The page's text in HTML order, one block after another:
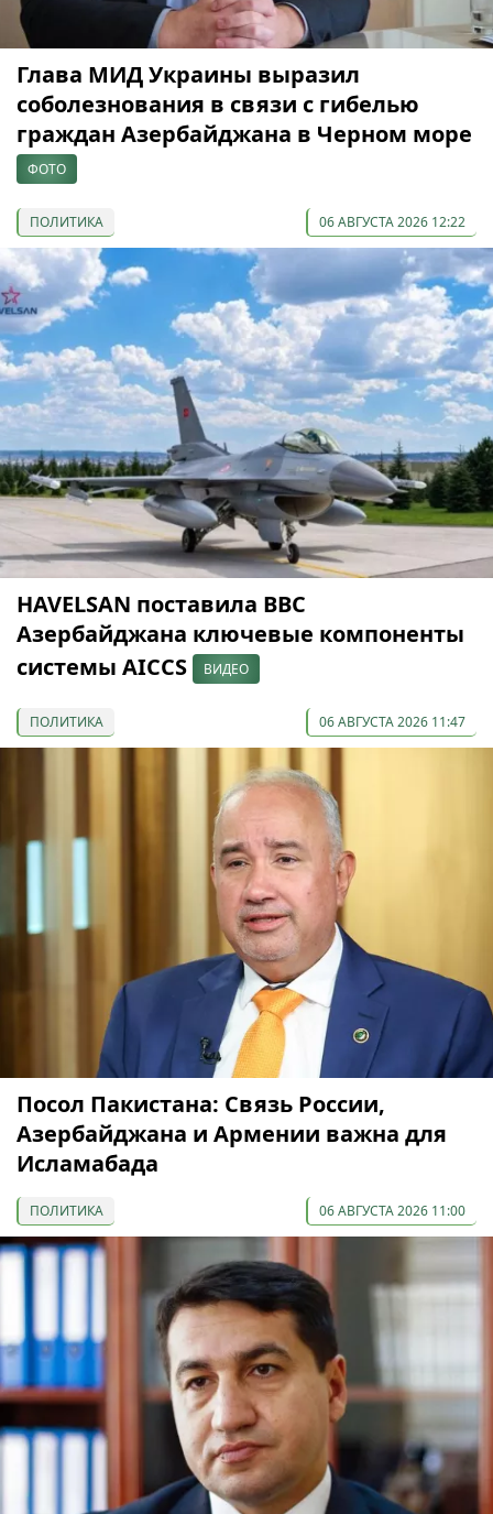
Глава МИД Украины выразил
соболезнования в связи с гибелью
граждан Азербайджана в Черном море
ФОТО
ПОЛИТИКА 06 АВГУСТА 2026 12:22
HAVELSAN поставила ВВС
Азербайджана ключевые компоненты
системы AICCS
ВИДЕО
ПОЛИТИКА 06 АВГУСТА 2026 11:47
Посол Пакистана: Связь России,
Азербайджана и Армении важна для
Исламабада
ПОЛИТИКА 06 АВГУСТА 2026 11:00